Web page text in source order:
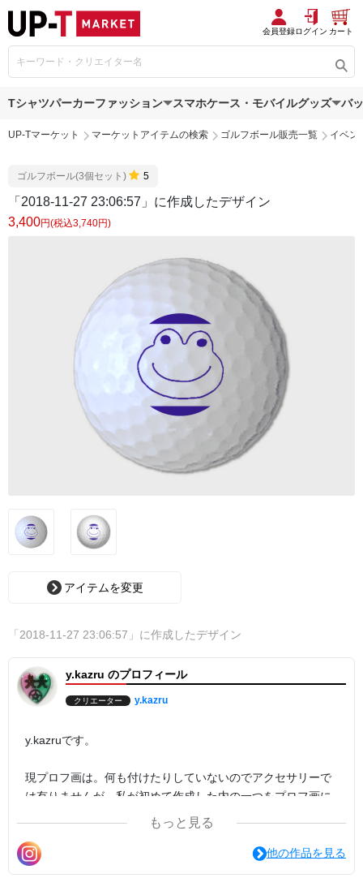
会員登録ログイン カート
Tシャツパーカーファッション スマホケース・モバイルグッズ バ
UP-Tマーケット マーケットアイテムの検索 ゴルフボール販売一覧 イベン
ゴルフボール(3個セット) 5
「2018-11-27 23:06:57」に作成したデザイン
3,400円(税込3,740円)
アイテムを変更
「2018-11-27 23:06:57」に作成したデザイン
y.kazru のプロフィール
クリエーター y.kazru
y.kazruです。
現プロフ画は。何も付けたりしていないのでアクセサリーで
は有りませんが。私が初めて作成した内の一つをプロフ画に
「（一個・一枚・ずつからのご購入もお気軽に宜しくお願い
致します。<(_ _)> ）」
もっと見る
他の作品を見る